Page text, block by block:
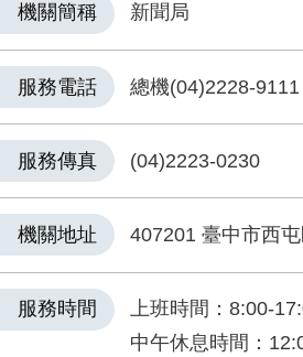
機關簡稱 新聞局
服務電話 總機(04)2228-
服務傳真 (04)2223-0230
機關地址 407201 臺中市西
服務時間
上班時間：8:00-
中午休息時間：